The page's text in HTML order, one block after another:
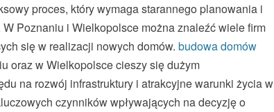
proces, który wymaga starannego planowania i
Poznaniu i Wielkopolsce można znaleźć wiele firm
się w realizacji nowych domów. budowa domów
oraz w Wielkopolsce cieszy się dużym
na rozwój infrastruktury i atrakcyjne warunki życia w
czynników wpływających na decyzję o